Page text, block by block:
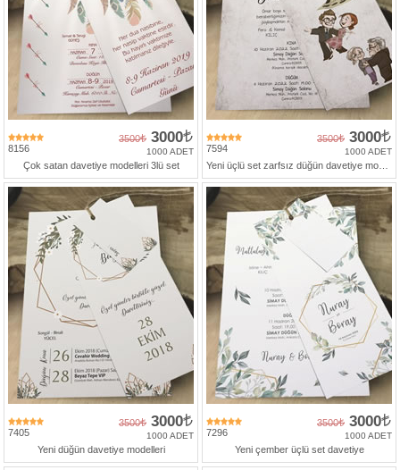
8156
3500 3000
1000 ADET
Çok satan davetiye modelleri 3lü set
7594
3500 3000
1000 ADET
7405
3500 3000
1000 ADET
Yeni düğün davetiye modelleri
7296
3500 3000
1000 ADET
Yeni çember üçlü set davetiye